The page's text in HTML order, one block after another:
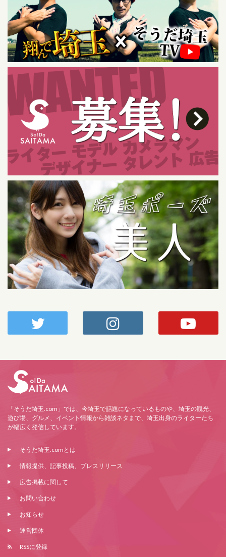
「そうだ埼玉.com」では、今埼玉で話題になっているものや、埼玉の観光、
遊び場、グルメ、イベント情報から雑談ネタまで、埼玉出身のライターたち
が幅広く発信しています。
そうだ埼玉.comとは
情報提供、記事投稿、プレスリリース
広告掲載に関して
お問い合わせ
お知らせ
運営団体
RSSに登録